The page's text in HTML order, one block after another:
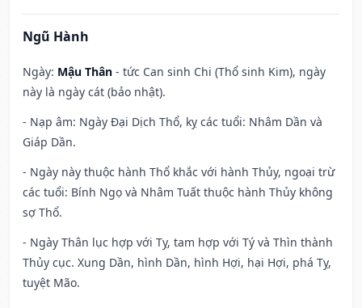
Ngũ Hành
Ngày: Mậu Thân - tức Can sinh Chi (Thổ sinh Kim), ngày
này là ngày cát (bảo nhật).
- Nạp âm: Ngày Đại Dịch Thổ, kỵ các tuổi: Nhâm Dần và
Giáp Dần.
- Ngày này thuộc hành Thổ khắc với hành Thủy, ngoại trừ
các tuổi: Bính Ngọ và Nhâm Tuất thuộc hành Thủy không
sợ Thổ.
- Ngày Thân lục hợp với Tỵ, tam hợp với Tý và Thìn thành
Thủy cục. Xung Dần, hình Dần, hình Hợi, hại Hợi, phá Tỵ,
tuyệt Mão.